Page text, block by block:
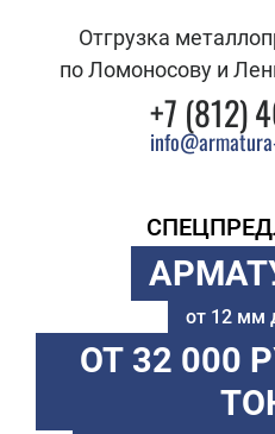
Отгрузка
по Ломоносову и
+7 (812)
от 12 мм
ОТ 32 000